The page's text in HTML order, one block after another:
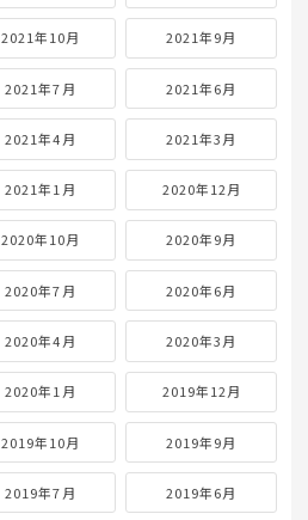
2021年10月 2021年9月
2021年7月 2021年6月
2021年4月 2021年3月
2021年1月 2020年12月
2020年10月 2020年9月
2020年7月 2020年6月
2020年4月 2020年3月
2020年1月 2019年12月
2019年10月 2019年9月
2019年7月 2019年6月